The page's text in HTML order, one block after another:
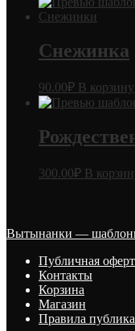
Снежинка
90.00₽ В корзину
300.00₽ В
Вытынанки —
Публичная
Контакты
Корзина
Магазин
Правила